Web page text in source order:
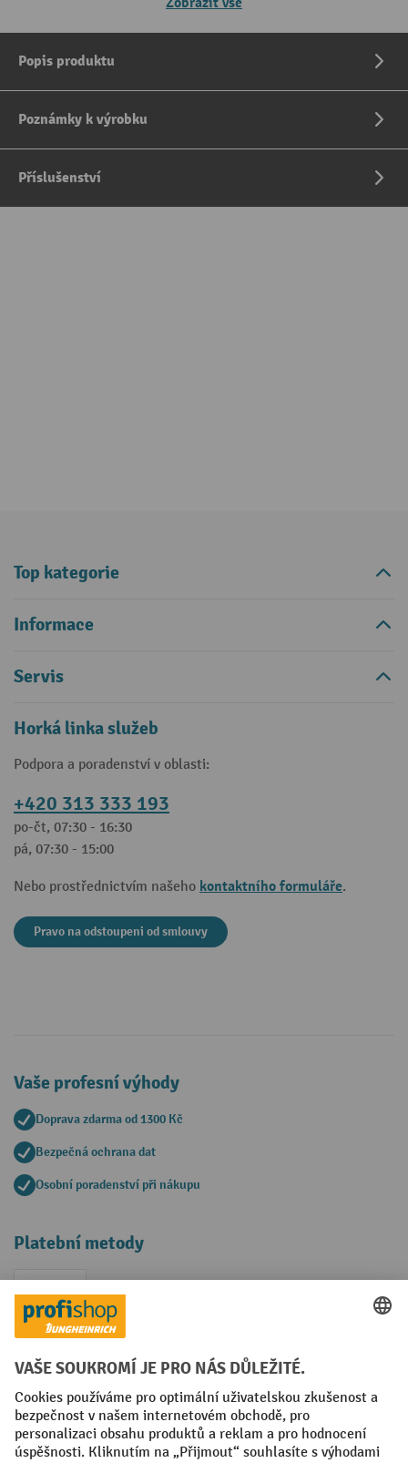
Popis produktu
Poznámky k výrobku
Příslušenství
Top kategorie
Informace
Servis
Horká linka služeb
Podpora a poradenství v oblasti:
+420 313 333 193
po-čt, 07:30 - 16:30
pá, 07:30 - 15:00
Nebo prostřednictvím našeho kontaktního formuláře.
Pravo na odstoupeni od smlouvy
Vaše profesní výhody
Doprava zdarma od 1300 Kč
Bezpečná ochrana dat
Osobní poradenství při nákupu
Platební metody
Faktura
Sociální sítě
Facebook
YouTubeLinkedIn